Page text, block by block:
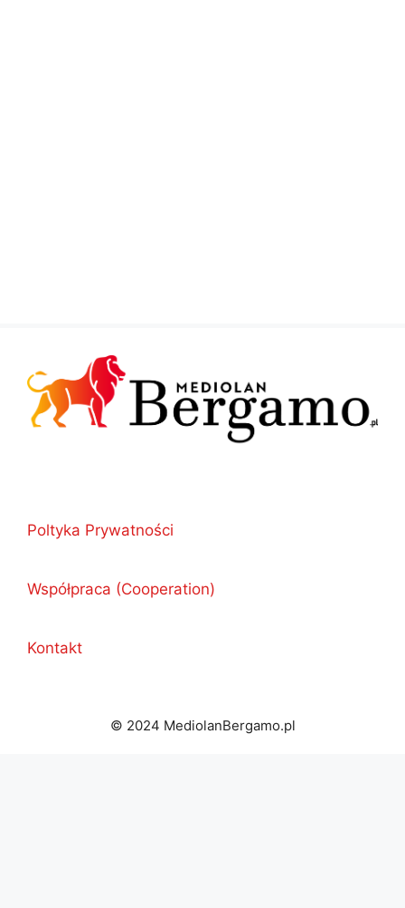
Poltyka Prywatności
Współpraca (Cooperation)
Kontakt
© 2024 MediolanBergamo.pl